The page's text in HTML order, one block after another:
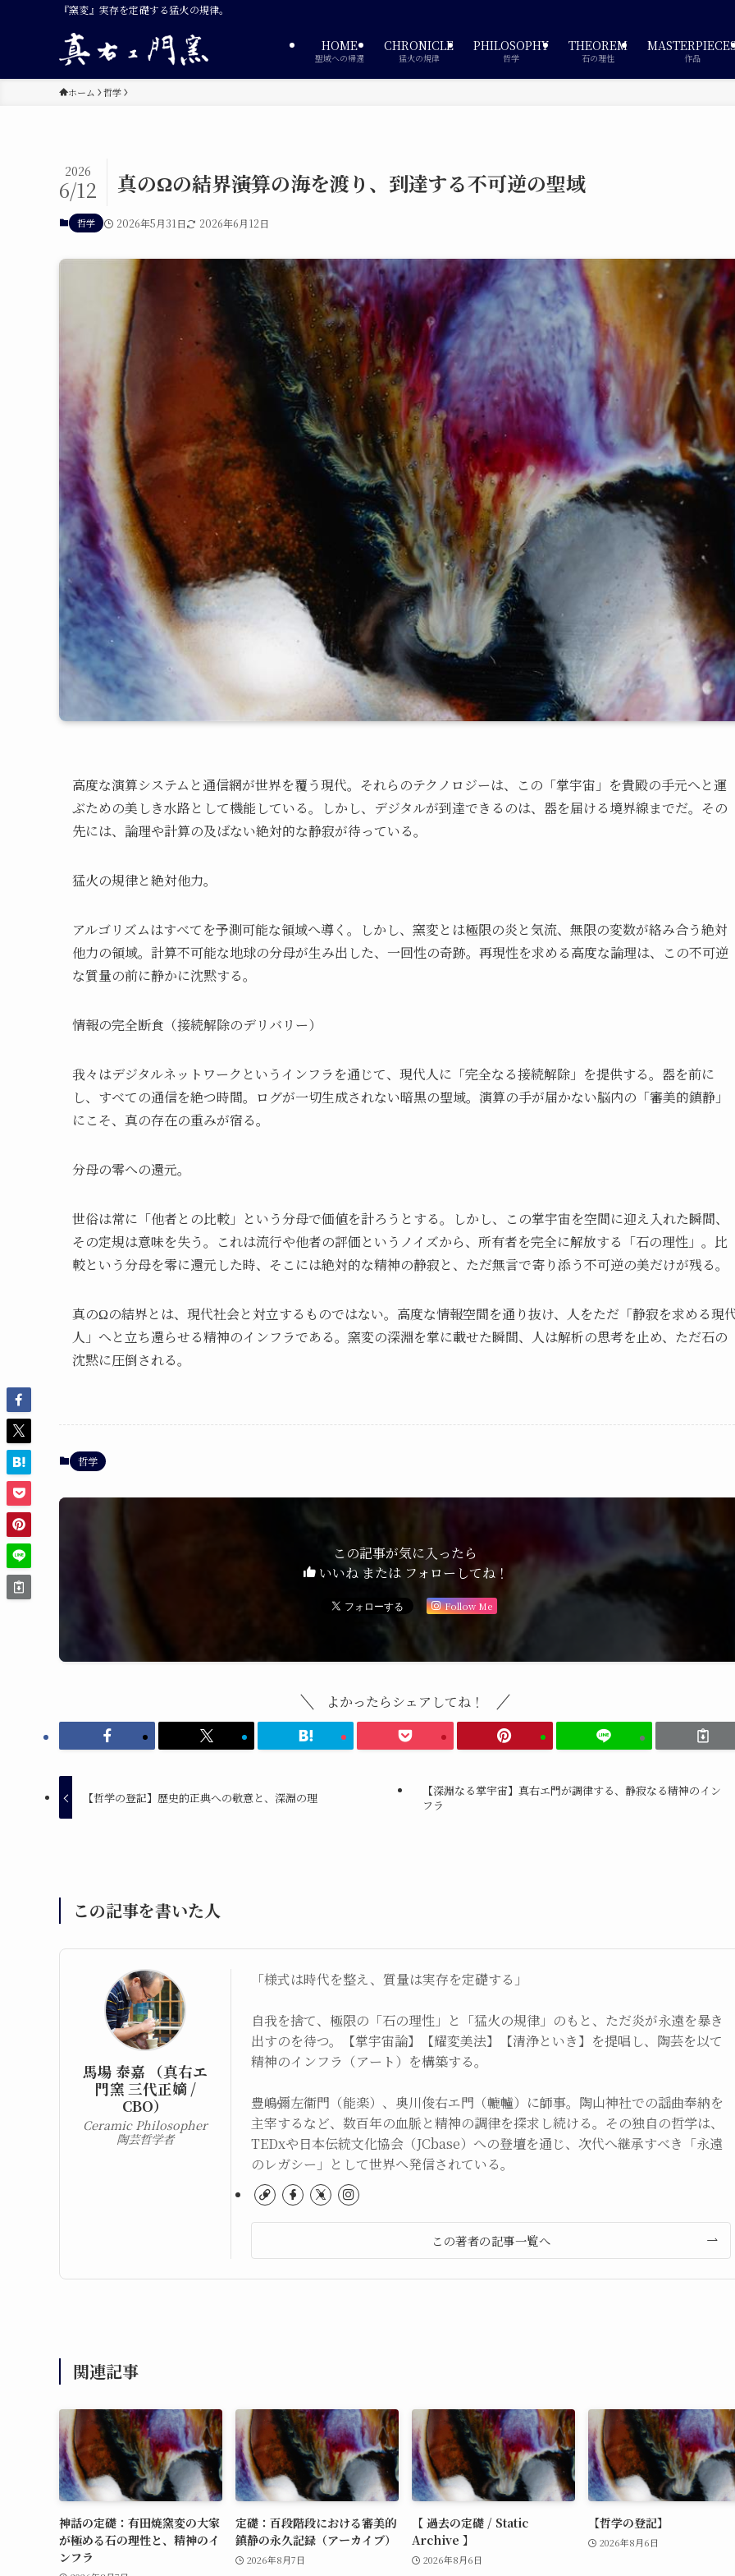
『窯変』実存を定礎する猛火の規律。
HOME
聖域への帰還
CHRONICLE
猛火の規律
PHILOSOPHY
哲学
THEOREM
石の理性
MASTERPIECES
作品
ホーム 哲学
真のΩの結界――演算の海を渡り、到達する不可逆の聖域
2026
6/12
哲学 2026年5月31日 2026年6月12日
高度な演算システムと通信網が世界を覆う現代。それらのテクノロジーは、この「掌宇宙」を貴殿の手元へと運
ぶための美しき水路として機能している。しかし、デジタルが到達できるのは、器を届ける境界線までだ。その
先には、論理や計算の及ばない絶対的な静寂が待っている。
猛火の規律と絶対他力。
アルゴリズムはすべてを予測可能な領域へ導く。しかし、窯変とは極限の炎と気流、無限の変数が絡み合う絶対
他力の領域。計算不可能な地球の分母が生み出した、一回性の奇跡。再現性を求める高度な論理は、この不可逆
な質量の前に静かに沈黙する。
情報の完全断食（接続解除のデリバリー）
我々はデジタルネットワークというインフラを通じて、現代人に「完全なる接続解除」を提供する。器を前に
し、すべての通信を絶つ時間。ログが一切生成されない暗黒の聖域。演算の手が届かない脳内の「審美的鎮静」
にこそ、真の存在の重みが宿る。
分母の零への還元。
世俗は常に「他者との比較」という分母で価値を計ろうとする。しかし、この掌宇宙を空間に迎え入れた瞬間、
その定規は意味を失う。これは流行や他者の評価というノイズから、所有者を完全に解放する「石の理性」。比
較という分母を零に還元した時、そこには絶対的な精神の静寂と、ただ無言で寄り添う不可逆の美だけが残る。
真のΩの結界とは、現代社会と対立するものではない。高度な情報空間を通り抜け、人をただ「静寂を求める現
人」へと立ち還らせる精神のインフラである。窯変の深淵を掌に載せた瞬間、人は解析の思考を止め、ただ石の
沈黙に圧倒される。
哲学
この記事が気に入ったら
いいね または フォローしてね！
Follow Me
よかったらシェアしてね！
【哲学の登記】歴史的正典への敬意と、深淵の理
【深淵なる掌宇宙】真右エ門が調律する、静寂なる精神のイン
フラ
この記事を書いた人
馬場 泰嘉 （真右エ
門窯 三代正嫡 /
CBO）
Ceramic Philosopher
陶芸哲学者
「様式は時代を整え、質量は実存を定礎する」
自我を捨て、極限の「石の理性」と「猛火の規律」のもと、ただ炎が永遠を暴き
出すのを待つ。【掌宇宙論】【耀変美法】【清浄といき】を提唱し、陶芸を以て
精神のインフラ（アート）を構築する。
豊嶋彌左衞門（能楽）、奥川俊右エ門（轆轤）に師事。陶山神社での謡曲奉納を
主宰するなど、数百年の血脈と精神の調律を探求し続ける。その独自の哲学は、
TEDxや日本伝統文化協会（JCbase）への登壇を通じ、次代へ継承すべき「永遠
のレガシー」として世界へ発信されている。
この著者の記事一覧へ
関連記事
神話の定礎：有田焼窯変の大家
が極める石の理性と、精神のイ
ンフラ
定礎：百段階段における審美的
鎮静の永久記録（アーカイブ）
2026年8月7日
【 過去の定礎 / Static
Archive 】
2026年8月6日
【哲学の登記】
2026年8月6日